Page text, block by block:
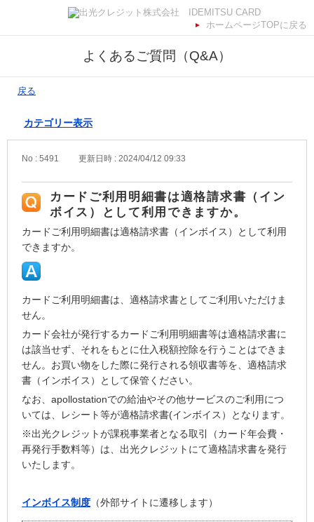
ホームページTOPに戻る
よくあるご質問（Q&A）
戻る
カテゴリー表示
No : 5491 更新日時 : 2024/04/12 09:33
カードご利用明細書は適格請求書（イン
ボイス）として利用できますか。
カードご利用明細書は適格請求書（インボイス）として利用
できますか。
カードご利用明細書は、適格請求書としてご利用いただけま
せん。
カード会社が発行するカードご利用明細書等は適格請求書に
は該当せず、それをもとに仕入税額控除を行うことはできま
せん。お買い物をした際に発行される領収書等を、適格請求
書（インボイス）として保管ください。
なお、apollostationでの給油やその他サービスのご利用につ
いては、レシート等が適格請求書(インボイス）となります。
※出光クレジットが課税事業者となる取引（カード年会費・
再発行手数料等）は、出光クレジットにて適格請求書を発行
いたします。
インボイス制度 （外部サイトに遷移します）